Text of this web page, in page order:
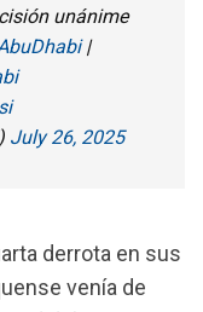
unánime
|
July 26, 2025
derrota en sus
venía de